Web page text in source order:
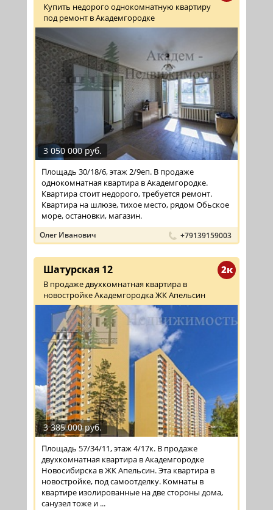
Купить недорого однокомнатную квартиру
под ремонт в Академгородке
3 050 000 руб.
Площадь 30/18/6, этаж 2/9еп. В продаже
однокомнатная квартира в Академгородке.
Квартира стоит недорого, требуется ремонт.
Квартира на шлюзе, тихое место, рядом Обьское
море, остановки, магазин.
Олег Иванович +79139159003
2к
Шатурская 12
В продаже двухкомнатная квартира в
новостройке Академгородка ЖК Апельсин
3 385 000 руб.
Площадь 57/34/11, этаж 4/17к. В продаже
двухкомнатная квартира в Академгородке
Новосибирска в ЖК Апельсин. Эта квартира в
новостройке, под самоотделку. Комнаты в
квартире изолированные на две стороны дома,
санузел тоже и ...